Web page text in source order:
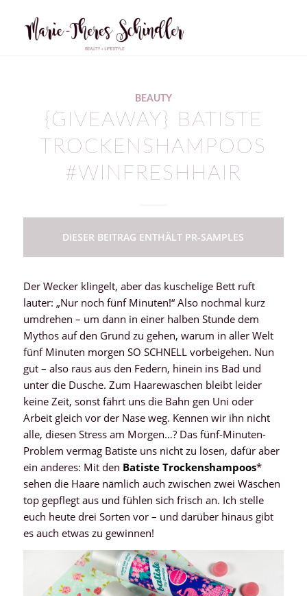
BEAUTY
{GIVEAWAY} BATISTE
TROCKENSHAMPOOS
#WINFRESHHAIR
DIESER BEITRAG ENTHÄLT PR-SAMPLES
Der Wecker klingelt, aber das kuschelige Bett ruft
lauter: „Nur noch fünf Minuten!“ Also nochmal kurz
umdrehen – um dann in einer halben Stunde dem
Mythos auf den Grund zu gehen, warum in aller Welt
fünf Minuten morgen SO SCHNELL vorbeigehen. Nun
gut – also raus aus den Federn, hinein ins Bad und
unter die Dusche. Zum Haarewaschen bleibt leider
keine Zeit, sonst fährt uns die Bahn gen Uni oder
Arbeit gleich vor der Nase weg. Kennen wir ihn nicht
alle, diesen Stress am Morgen…? Das fünf-Minuten-
Problem vermag Batiste uns nicht zu lösen, dafür aber
ein anderes: Mit den Batiste Trockenshampoos*
sehen die Haare nämlich auch zwischen zwei Wäschen
top gepflegt aus und fühlen sich frisch an. Ich stelle
euch heute drei Sorten vor – und darüber hinaus gibt
es auch etwas zu gewinnen!